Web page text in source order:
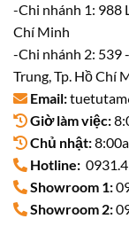
-Chi nhánh 1: 988
Chí Minh
-Chi nhánh 2: 539
Trung, Tp. Hồ Chí
Email:
Giờ làm việc:
Chủ nhật:
Hotline:
Showroom 1:
Showroom 2: